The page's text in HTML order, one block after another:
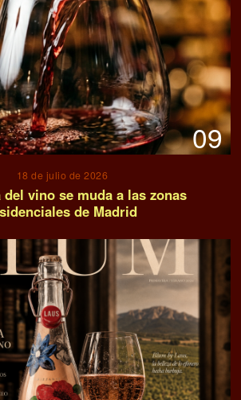
09
18 de julio de 2026
vino se muda a las zonas
de Madrid